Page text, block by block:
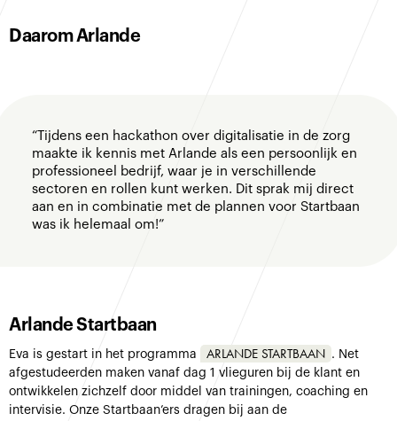
Daarom Arlande
“Tijdens een hackathon over digitalisatie in de zorg
maakte ik kennis met Arlande als een persoonlijk en
professioneel bedrijf, waar je in verschillende
sectoren en rollen kunt werken. Dit sprak mij direct
aan en in combinatie met de plannen voor Startbaan
was ik helemaal om!”
Arlande Startbaan
Eva is gestart in het programma ARLANDE STARTBAAN . Net
afgestudeerden maken vanaf dag 1 vlieguren bij de klant en
ontwikkelen zichzelf door middel van trainingen, coaching en
intervisie. Onze Startbaan’ers dragen bij aan de